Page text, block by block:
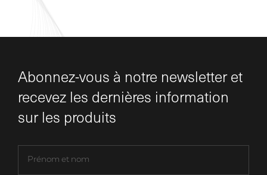
Abonnez-vous à notre newsletter et
recevez les dernières information
sur les produits